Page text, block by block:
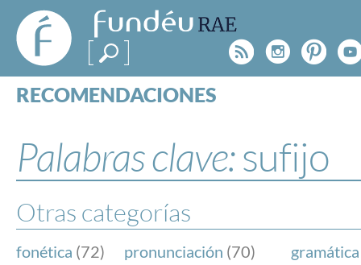
FundéuRAE
- Fundación
del Español
Urgente
Rss
RECOMENDACIONES
ESPECIALES
BLOG
NOTICIAS
SOBRE LA FUNDÉURAE
Palabras clave:sufijo
Otras categorías
fonética (72) pronunciación (70) gramática